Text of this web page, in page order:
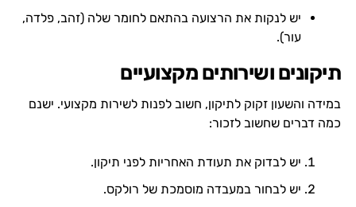
יש לנקות את הרצועה בהתאם לחומר שלה (זהב, פלדה,
עור).
תיקונים ושירותים מקצועיים
במידה והשעון זקוק לתיקון, חשוב לפנות לשירות מקצועי. ישנם
כמה דברים שחשוב לזכור:
יש לבדוק את תעודת האחריות לפני תיקון.
יש לבחור במעבדה מוסמכת של רולקס.